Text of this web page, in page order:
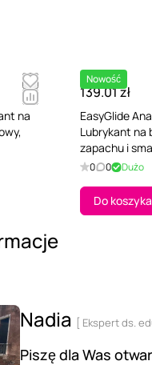
na
Nowość
139.01 zł
EasyGlide
Lubrykant na
zapachu i
0 0 Dużo
Do koszyka
Nadia [ Ekspert ds.
Piszę dla Was